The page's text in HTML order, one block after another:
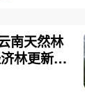
南天然林
林更新偷